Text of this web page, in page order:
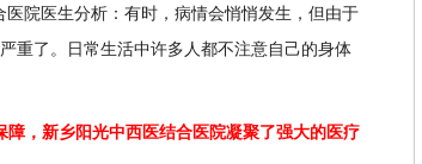
院医生分析：有时，病情会悄悄发生，但由于
重了。日常生活中许多人都不注意自己的身体
，新乡阳光中西医结合医院凝聚了强大的医疗